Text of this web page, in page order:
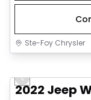
Ste-Foy Chrysler
Previous slide
2022 Jeep